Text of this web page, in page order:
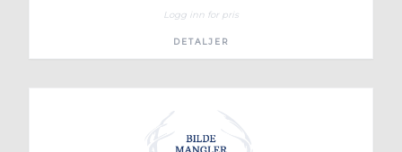
Logg inn for pris
DETALJER